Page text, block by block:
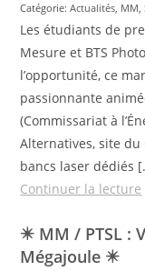
Catégorie:Actualités, MM,
Les étudiants de
Mesure et BTS
l’opportunité, ce
passionnante
(Commissariat à
Alternatives, site du
bancs laser dédiés
Continuer la lecture
✴️ MM / PTSL :
Mégajoule ✴️